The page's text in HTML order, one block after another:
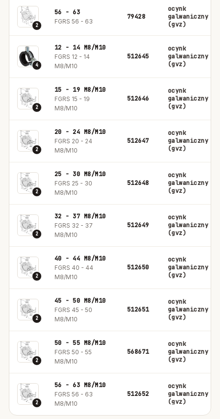
2
56 - 63
FGRS 56 - 63
79428
ocynk
galwaniczny
(gvz)
4
12 - 14 M8/M10
FGRS 12 - 14
M8/M10
512645
ocynk
galwaniczny
(gvz)
2
15 - 19 M8/M10
FGRS 15 - 19
M8/M10
512646
ocynk
galwaniczny
(gvz)
2
20 - 24 M8/M10
FGRS 20 - 24
M8/M10
512647
ocynk
galwaniczny
(gvz)
2
25 - 30 M8/M10
FGRS 25 - 30
M8/M10
512648
ocynk
galwaniczny
(gvz)
2
32 - 37 M8/M10
FGRS 32 - 37
M8/M10
512649
ocynk
galwaniczny
(gvz)
2
40 - 44 M8/M10
FGRS 40 - 44
M8/M10
512650
ocynk
galwaniczny
(gvz)
2
45 - 50 M8/M10
FGRS 45 - 50
M8/M10
512651
ocynk
galwaniczny
(gvz)
2
50 - 55 M8/M10
FGRS 50 - 55
M8/M10
568671
ocynk
galwaniczny
(gvz)
2
56 - 63 M8/M10
FGRS 56 - 63
M8/M10
512652
ocynk
galwaniczny
(gvz)